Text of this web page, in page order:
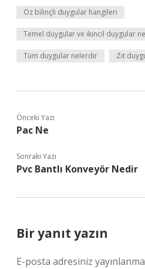
Öz bilinçli duygular hangileri
Temel duygular ve ikincil duygular
Tüm duygular nelerdir Zıt
Önceki Yazı
Pac Ne
Sonraki Yazı
Pvc Bantlı Konveyör Nedir
Bir yanıt yazın
E-posta adresiniz